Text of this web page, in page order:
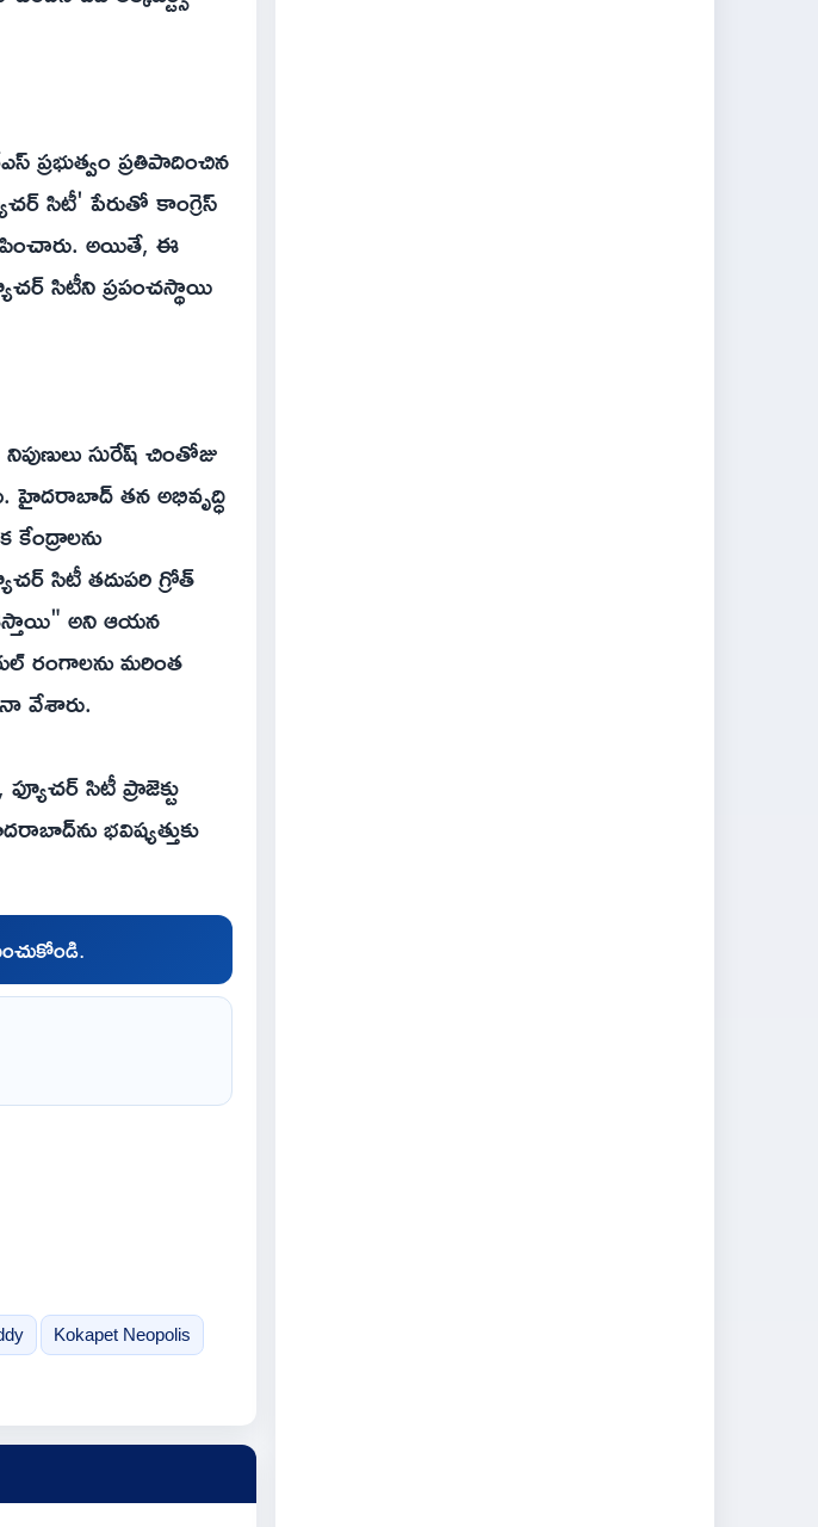
ప్రభుత్వం ప్రతిపాదించిన
సిటీ' పేరుతో కాంగ్రెస్
అయితే, ఈ
సిటీని ప్రపంచస్థాయి
సురేష్ చింతోజు
హైదరాబాద్ తన అభివృద్ధి
సిటీ తదుపరి గ్రోత్
అని ఆయన
రంగాలను మరింత
వేశారు.
సిటీ ప్రాజెక్టు
భవిష్యత్తుకు
Kokapet Neopolis